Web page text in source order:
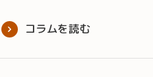
コラムを読む